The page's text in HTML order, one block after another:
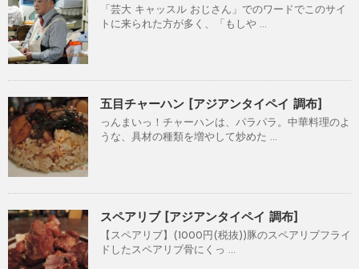
「芸大 キャッスル おじさん」でのワードでこのサイ
トに来られた方が多く、「もしや ...
五目チャーハン [アジアンタイペイ 調布]
っんまいっ！チャーハンは、パラパラ。中華料理のよ
うな、具材の種類を増やして炒めた ...
スペアリブ [アジアンタイペイ 調布]
【スペアリブ】(1000円(税抜))豚のスペアリブフライ
ドしたスペアリブ骨にくっ ...